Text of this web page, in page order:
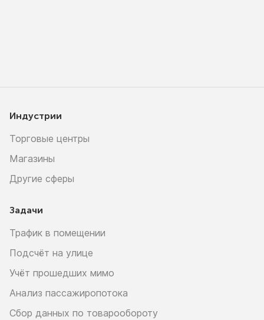
Индустрии
Торговые центры
Магазины
Другие сферы
Задачи
Трафик в помещении
Подсчёт на улице
Учёт прошедших мимо
Анализ пассажиропотока
Сбор данных по товарообороту